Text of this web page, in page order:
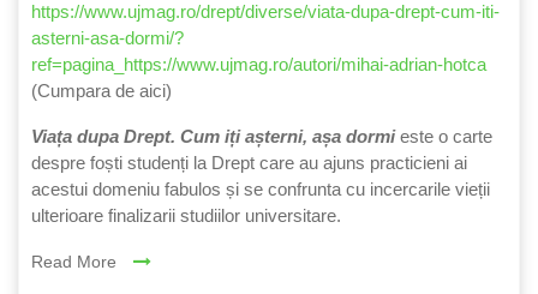
https://www.ujmag.ro/drept/diverse/viata-dupa-drept-cum-iti-
asterni-asa-dormi/?
ref=pagina_https://www.ujmag.ro/autori/mihai-adrian-hotca
(Cumpara de aici)
Viața dupa Drept. Cum iți așterni, așa dormieste o carte
despre foști studenți la Drept care au ajuns practicieni ai
acestui domeniu fabulos și se confrunta cu incercarile vieții
ulterioare finalizarii studiilor universitare.
Read More